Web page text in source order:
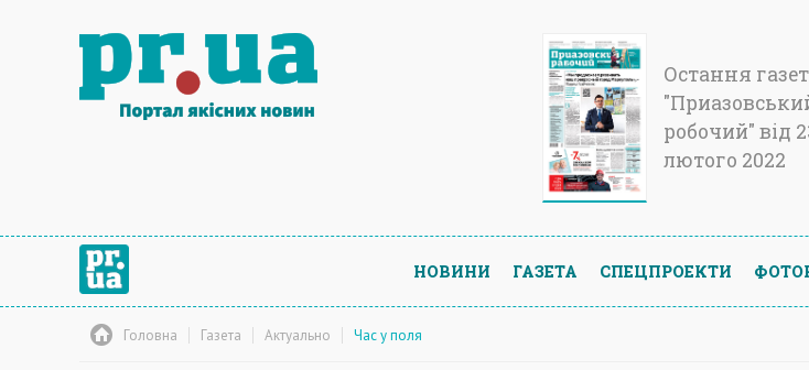
Остання
робочий" від
лютого 2022
НОВИНИ ГАЗЕТА СПЕЦПРОЕКТИ
Головна Газета Актуально Час у поля